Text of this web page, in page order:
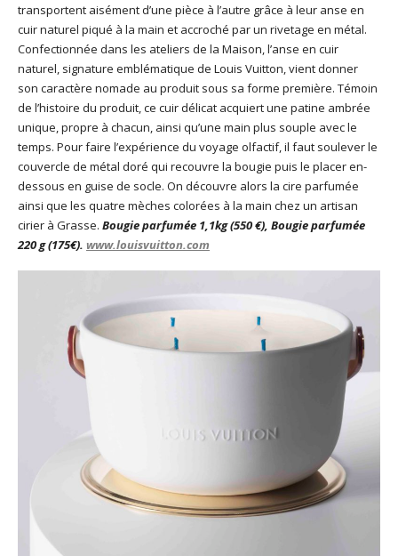
transportent aisément d’une pièce à l’autre grâce à leur anse en
cuir naturel piqué à la main et accroché par un rivetage en métal.
Confectionnée dans les ateliers de la Maison, l’anse en cuir
naturel, signature emblématique de Louis Vuitton, vient donner
son caractère nomade au produit sous sa forme première. Témoin
de l’histoire du produit, ce cuir délicat acquiert une patine ambrée
unique, propre à chacun, ainsi qu’une main plus souple avec le
temps. Pour faire l’expérience du voyage olfactif, il faut soulever le
couvercle de métal doré qui recouvre la bougie puis le placer en-
dessous en guise de socle. On découvre alors la cire parfumée
ainsi que les quatre mèches colorées à la main chez un artisan
cirier à Grasse. Bougie parfumée 1,1kg (550 €), Bougie parfumée
220 g (175€). www.louisvuitton.com